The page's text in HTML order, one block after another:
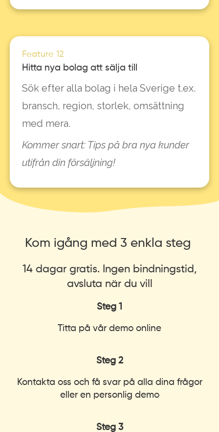
Feature 12
Hitta nya bolag att sälja till
Sök efter alla bolag i hela Sverige t.ex.
bransch, region, storlek, omsättning
med mera.
Kommer snart: Tips på bra nya kunder
utifrån din försäljning!
Kom igång med 3 enkla steg
14 dagar gratis. Ingen bindningstid,
avsluta när du vill
Steg 1
Titta på vår demo online
Steg 2
Kontakta oss och få svar på alla dina frågor
eller en personlig demo
Steg 3